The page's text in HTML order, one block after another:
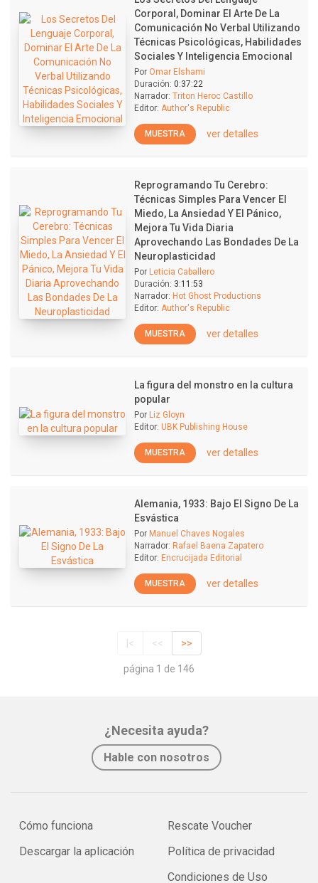
Corporal, Dominar El Arte De La
Comunicación No Verbal Utilizando
Técnicas Psicológicas, Habilidades
Sociales Y Inteligencia Emocional
Por Omar Elshami
Duración: 0:37:22
Narrador: Triton Heroc Castillo
Editor: Author's Republic
MUESTRA ver detalles
Reprogramando Tu Cerebro:
Técnicas Simples Para Vencer El
Miedo, La Ansiedad Y El Pánico,
Mejora Tu Vida Diaria
Aprovechando Las Bondades De La
Neuroplasticidad
Por Leticia Caballero
Duración: 3:11:53
Narrador: Hot Ghost Productions
Editor: Author's Republic
MUESTRA ver detalles
La figura del monstro en la cultura
popular
Por Liz Gloyn
Editor: UBK Publishing House
MUESTRA ver detalles
Alemania, 1933: Bajo El Signo De La
Esvástica
Por Manuel Chaves Nogales
Narrador: Rafael Baena Zapatero
Editor: Encrucijada Editorial
MUESTRA ver detalles
|< << >>
página 1 de 146
¿Necesita ayuda?
Hable con nosotros
Cómo funciona
Descargar la aplicación
Rescate Voucher
Política de privacidad
Condiciones de Uso